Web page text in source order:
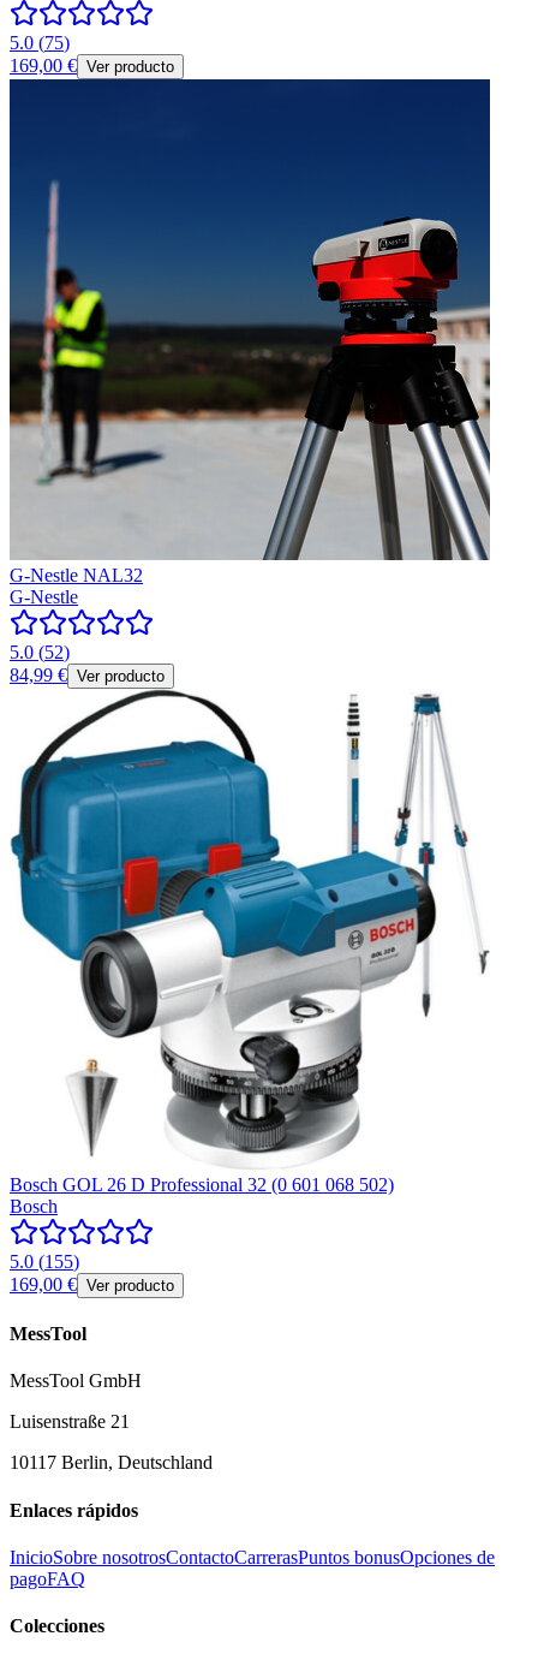
5.0 (75)
169,00 € Ver producto
G-Nestle NAL32
G-Nestle
5.0 (52)
84,99 € Ver producto
Bosch GOL 26 D Professional 32 (0 601 068 502)
Bosch
5.0 (155)
169,00 € Ver producto
MessTool
MessTool GmbH
Luisenstraße 21
10117 Berlin, Deutschland
Enlaces rápidos
InicioSobre nosotrosContactoCarrerasPuntos bonusOpciones de
pagoFAQ
Colecciones